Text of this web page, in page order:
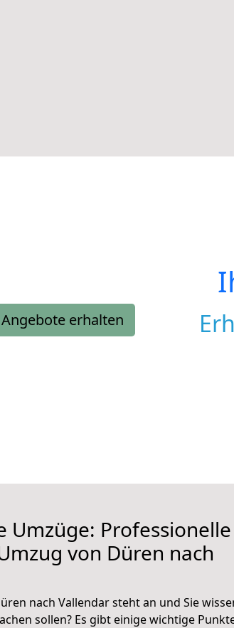
erhalten
Umzüge:
von Düren nach
nach Vallendar steht an und Sie
sollen? Es gibt einige wichtige